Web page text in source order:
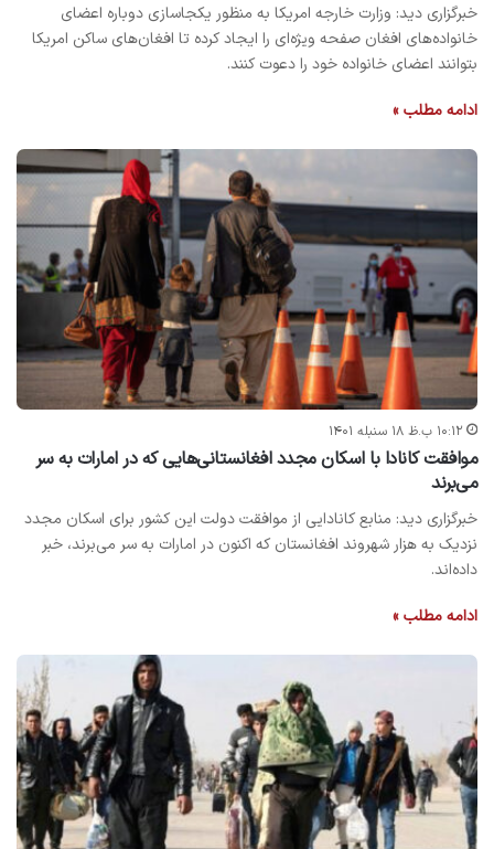
خبرگزاری دید: وزارت خارجه امریکا به منظور یکجاسازی دوباره اعضای
خانواده‌های افغان صفحه‌ ویژه‌ای را ایجاد کرده تا افغان‌های ساکن امریکا
بتوانند اعضای خانواده خود را دعوت کنند.
ادامه مطلب »
۱۰:۱۲ ب.ظ ۱۸ سنبله ۱۴۰۱
موافقت کانادا با اسکان مجدد افغانستانی‌هایی که در امارات به سر
می‌برند
خبرگزاری دید: منابع کانادایی از موافقت دولت این کشور برای اسکان مجدد
نزدیک به هزار شهروند افغانستان که اکنون در امارات به سر می‌برند، خبر
داده‌اند.
ادامه مطلب »